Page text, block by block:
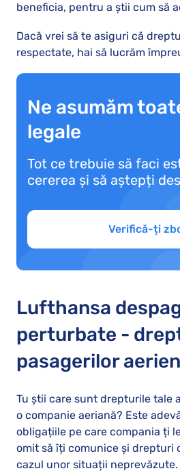
beneficia, pentru a știi cum să
Dacă vrei să te asiguri că
respectate, hai să lucrăm
Ne asumăm
legale
Tot ce trebuie să faci
cererea și să aștepți
Verifică-ți
Lufthansa
perturbate -
pasagerilor
Tu știi care sunt drepturile tale
o companie aeriană? Este
obligațiile pe care compania ți
omit să îți comunice și drepturi
cazul unor situații neprevăzute.